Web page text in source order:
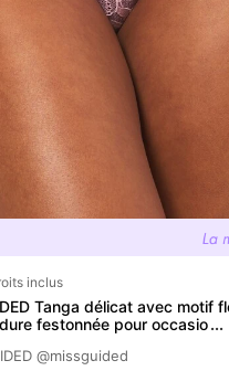
inclus
Tanga délicat avec motif
festonnée pour occasio
@missguided